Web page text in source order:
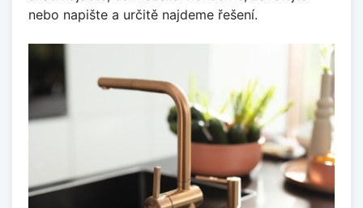
nebo napište a určitě najdeme řešení.